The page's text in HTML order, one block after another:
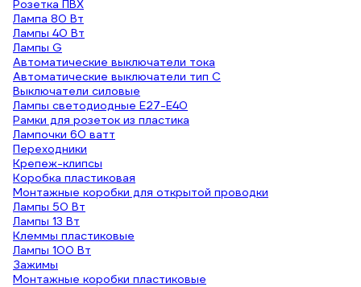
Розетка ПВХ
Лампа 80 Вт
Лампы 40 Вт
Лампы G
Автоматические выключатели тока
Автоматические выключатели тип C
Выключатели силовые
Лампы светодиодные E27-E40
Рамки для розеток из пластика
Лампочки 60 ватт
Переходники
Крепеж-клипсы
Коробка пластиковая
Монтажные коробки для открытой проводки
Лампы 50 Вт
Лампы 13 Вт
Клеммы пластиковые
Лампы 100 Вт
Зажимы
Монтажные коробки пластиковые